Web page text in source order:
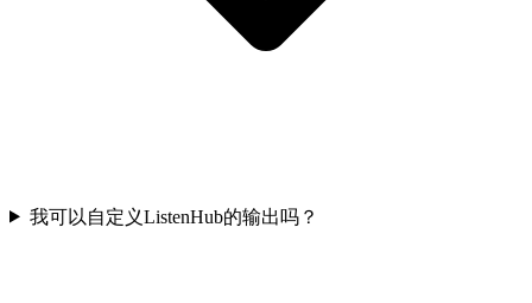
我可以自定义ListenHub的输出吗？